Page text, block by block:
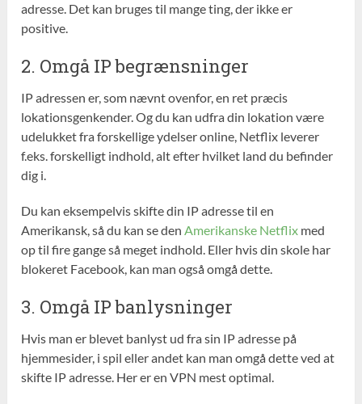
adresse. Det kan bruges til mange ting, der ikke er
positive.
2. Omgå IP begrænsninger
IP adressen er, som nævnt ovenfor, en ret præcis
lokationsgenkender. Og du kan udfra din lokation være
udelukket fra forskellige ydelser online, Netflix leverer
f.eks. forskelligt indhold, alt efter hvilket land du befinder
dig i.
Du kan eksempelvis skifte din IP adresse til en
Amerikansk, så du kan se denAmerikanske Netflix med
op til fire gange så meget indhold. Eller hvis din skole har
blokeret Facebook, kan man også omgå dette.
3. Omgå IP banlysninger
Hvis man er blevet banlyst ud fra sin IP adresse på
hjemmesider, i spil eller andet kan man omgå dette ved at
skifte IP adresse. Her er en VPN mest optimal.